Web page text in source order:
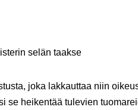
selän taakse
joka lakkauttaa niin
se heikentää tulevien